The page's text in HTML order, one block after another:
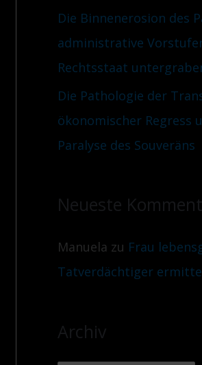
Die Binnenerosion des
administrative
Rechtsstaat
Die Pathologie der
ökonomischer Regress
Paralyse des Souveräns
Neueste
Manuela zu Frau
Tatverdächtiger
Archiv